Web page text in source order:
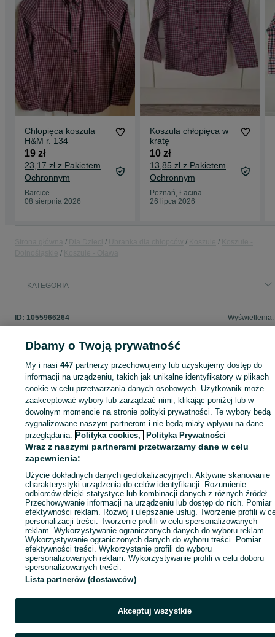
Chłopięca koszula
H&M r. 134
19 zł
23,17 zł z Pakietem
Ochronnym
Barcice
08 sierpnia 2026
Koszula chłopięca w
kratę
10 zł
13,85 zł z Pakietem
Ochronnym
Poznań, Łacina
26 lipca 2026
KATEGORIA
ID: 1055966264 Wyświetlenia:
Zaloguj się lub załóż konto na OLX, aby skontaktować się z
sprzedającym
Zaloguj się / Załóż konto
Dbamy o Twoją prywatność
My i nasi447 partnerzy przechowujemy lub uzyskujemy dostęp do
informacji na urządzeniu, takich jak unikalne identyfikatory w plikach
cookie w celu przetwarzania danych osobowych. Użytkownik może
zaakceptować wybory lub zarządzać nimi, klikając poniżej lub w
dowolnym momencie na stronie polityki prywatności. Te wybory będą
sygnalizowane naszym partnerom i nie będą miały wpływu na dane
przeglądania. Polityka cookies, Polityka Prywatności
Wraz z naszymi partnerami przetwarzamy dane w celu
zapewnienia:
Użycie dokładnych danych geolokalizacyjnych. Aktywne skanowanie
charakterystyki urządzenia do celów identyfikacji. Rozumienie
odbiorców dzięki statystyce lub kombinacji danych z różnych źródeł.
Przechowywanie informacji na urządzeniu lub dostęp do nich. Pomiar
efektywności reklam. Rozwój i ulepszanie usług. Tworzenie profili w
personalizacji treści. Tworzenie profili w celu spersonalizowanych
reklam. Wykorzystywanie ograniczonych danych do wyboru reklam.
Wykorzystywanie ograniczonych danych do wyboru treści. Pomiar
efektywności treści. Wykorzystanie profili do wyboru
spersonalizowanych reklam. Wykorzystywanie profili w celu doboru
spersonalizowanych treści.
Lista partnerów (dostawców)
Akceptuj wszystkie